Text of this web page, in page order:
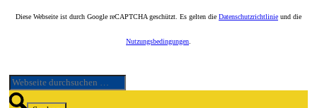
Diese Webseite ist durch Google reCAPTCHA geschützt. Es gelten die Datenschutzrichtlinie und die
Nutzungsbedingungen